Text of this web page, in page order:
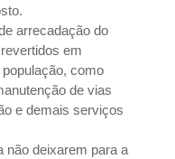
arrecadação do
em
como
de vias
e demais serviços
não deixarem para a